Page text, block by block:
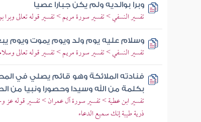
وبرا بوالديه ولم يكن جبارا عصيا
تفسير النسفي > تفسير سورة مريم > تفسير قوله تعالى وبرا
وسلام عليه يوم ولد ويوم يموت ويوم
تفسير النسفي > تفسير سورة مريم > تفسير قوله تعالى
فنادته الملائكة وهو قائم يصلي في
بكلمة من الله وسيدا وحصورا ونبيا من
تفسير ابن عطية > تفسير سورة آل عمران > تفسير قوله
ذرية طيبة إنك سميع الدعاء